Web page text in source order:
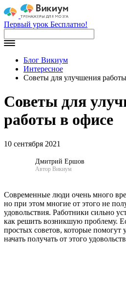
Первый урок Бесплатно!
Блог Викиум
Интересное
Советы для улучшения
Советы для
работы в офисе
10 сентября 2021
Дмитрий Ершов
Автор Викиум
Современные люди очень много
но при этом многие от этого не
удовольствия. Работники сильно
как решить возникшую проблему.
простых советов, которые помогут
начать получать от этого